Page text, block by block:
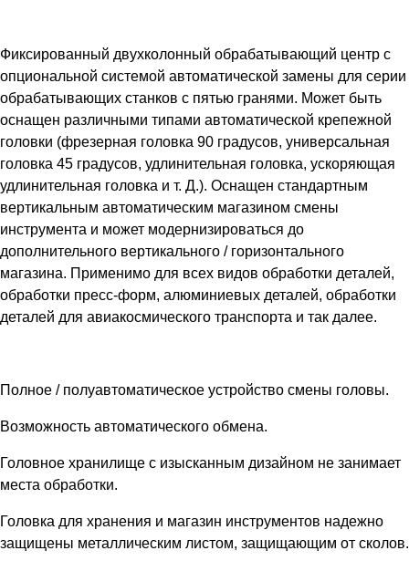
Фиксированный двухколонный обрабатывающий центр с
опциональной системой автоматической замены для серии
обрабатывающих станков с пятью гранями. Может быть
оснащен различными типами автоматической крепежной
головки (фрезерная головка 90 градусов, универсальная
головка 45 градусов, удлинительная головка, ускоряющая
удлинительная головка и т. Д.). Оснащен стандартным
вертикальным автоматическим магазином смены
инструмента и может модернизироваться до
дополнительного вертикального / горизонтального
магазина. Применимо для всех видов обработки деталей,
обработки пресс-форм, алюминиевых деталей, обработки
деталей для авиакосмического транспорта и так далее.
Полное / полуавтоматическое устройство смены головы.
Возможность автоматического обмена.
Головное хранилище с изысканным дизайном не занимает
места обработки.
Головка для хранения и магазин инструментов надежно
защищены металлическим листом, защищающим от сколов.